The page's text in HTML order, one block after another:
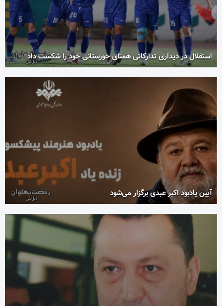
استقلال در دیداری تدارکاتی همتای خوزستانی خود را شکست داد
آیین یادبود اکبر عبدی برگزار می‌شود